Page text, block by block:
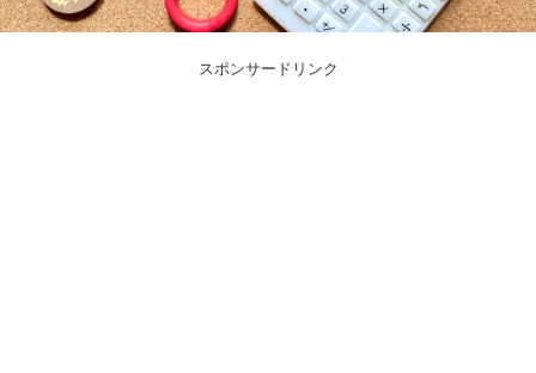
スポンサードリンク